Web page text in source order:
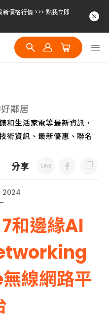
價格行情 >>> 點我立即
價格行情 >>> 點我立即
價格行情 >>> 點我立即
鄰居
和生活家電等最新資訊，
術資訊、最新優惠、聯名
分享
2024
和邊緣AI
線網路平